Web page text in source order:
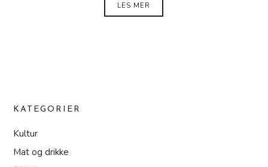
LES MER
KATEGORIER
Kultur
Mat og drikke